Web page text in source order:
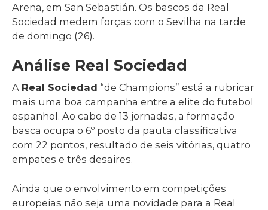
Arena, em San Sebastián. Os bascos da Real
Sociedad medem forças com o Sevilha na tarde
de domingo (26).
Análise Real Sociedad
A Real Sociedad “de Champions” está a rubricar
mais uma boa campanha entre a elite do futebol
espanhol. Ao cabo de 13 jornadas, a formação
basca ocupa o 6º posto da pauta classificativa
com 22 pontos, resultado de seis vitórias, quatro
empates e três desaires.
Ainda que o envolvimento em competições
europeias não seja uma novidade para a Real